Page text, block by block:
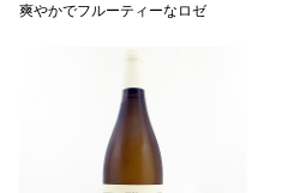
爽やかでフルーティーなロゼ